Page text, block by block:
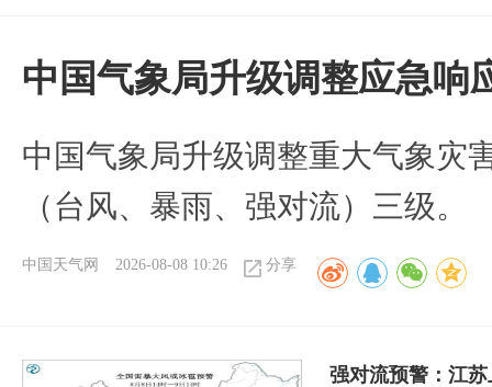
中国气象局升级调整应急响
中国气象局升级调整重大气象灾
（台风、暴雨、强对流）三级。
中国天气网 2026-08-08 10:26 分享
强对流预警：江